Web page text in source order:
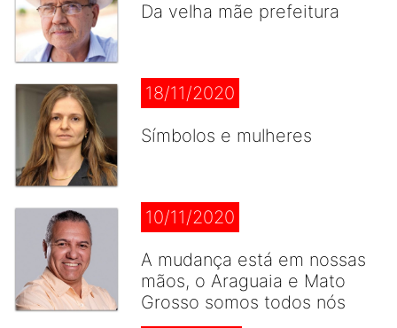
Da velha mãe prefeitura
18/11/2020
Símbolos e mulheres
10/11/2020
A mudança está em nossas
mãos, o Araguaia e Mato
Grosso somos todos nós